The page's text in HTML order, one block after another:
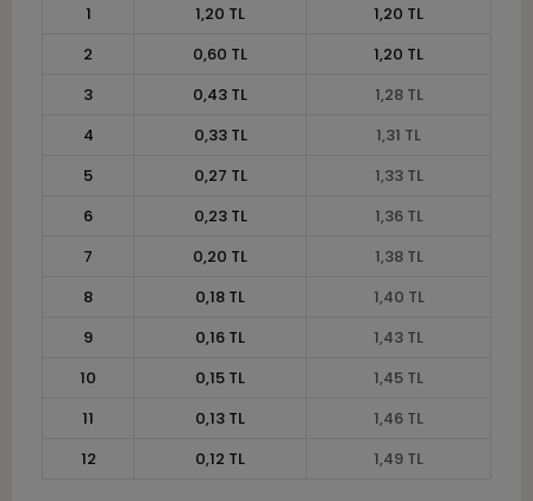
1
1,20 TL
1,20 TL
2
0,60 TL
1,20 TL
3
0,43 TL
1,28 TL
4
0,33 TL
1,31 TL
5
0,27 TL
1,33 TL
6
0,23 TL
1,36 TL
7
0,20 TL
1,38 TL
8
0,18 TL
1,40 TL
9
0,16 TL
1,43 TL
10
0,15 TL
1,45 TL
11
0,13 TL
1,46 TL
12
0,12 TL 1,49 TL